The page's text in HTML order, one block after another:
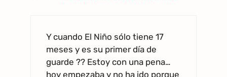
Y cuando El Niño sólo tiene 17
meses y es su primer día de
guarde ?? Estoy con una pena…
hoy empezaba y no ha ido porque